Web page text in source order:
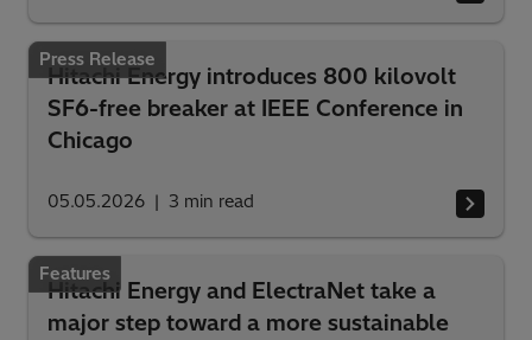
Press Release
Hitachi Energy introduces 800 kilovolt
SF6-free breaker at IEEE Conference in
Chicago
05.05.2026 3 min read
Features
Hitachi Energy and ElectraNet take a
major step toward a more sustainable